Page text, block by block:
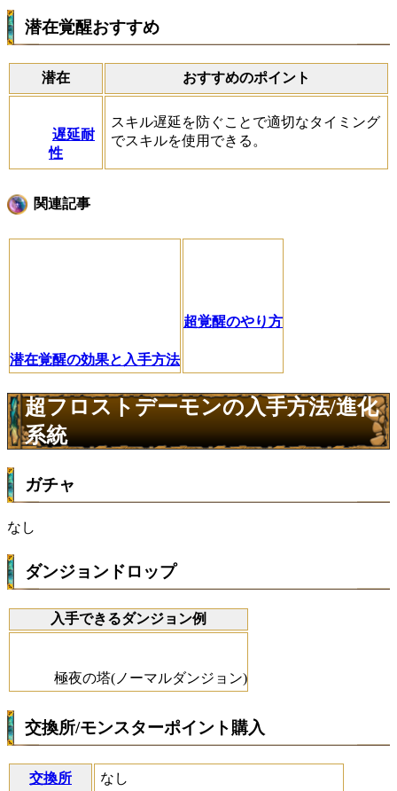
潜在覚醒おすすめ
潜在 おすすめのポイント
遅延耐
性
スキル遅延を防ぐことで適切なタイミング
でスキルを使用できる。
関連記事
潜在覚醒の効果と入手方法
超覚醒のやり方
超フロストデーモンの入手方法/進化
系統
ガチャ
なし
ダンジョンドロップ
入手できるダンジョン例
極夜の塔(ノーマルダンジョン)
交換所/モンスターポイント購入
交換所 なし